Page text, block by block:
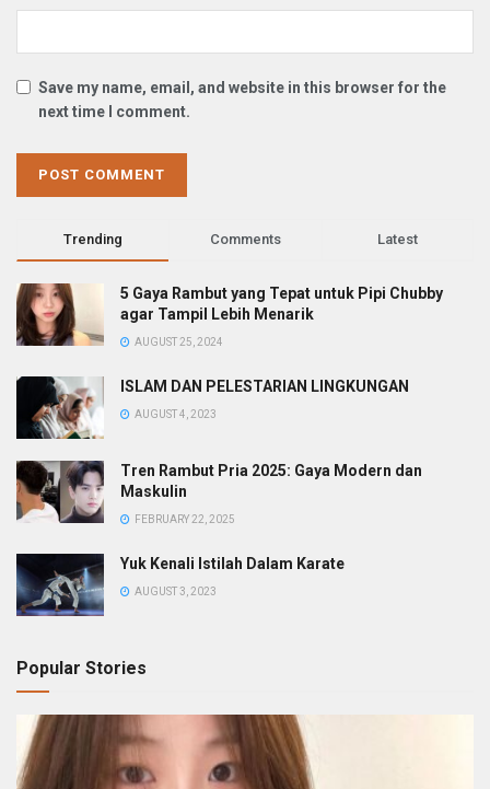
Save my name, email, and website in this browser for the
next time I comment.
Trending Comments Latest
5 Gaya Rambut yang Tepat untuk Pipi Chubby
agar Tampil Lebih Menarik
AUGUST 25, 2024
ISLAM DAN PELESTARIAN LINGKUNGAN
AUGUST 4, 2023
Tren Rambut Pria 2025: Gaya Modern dan
Maskulin
FEBRUARY 22, 2025
Yuk Kenali Istilah Dalam Karate
AUGUST 3, 2023
Popular Stories